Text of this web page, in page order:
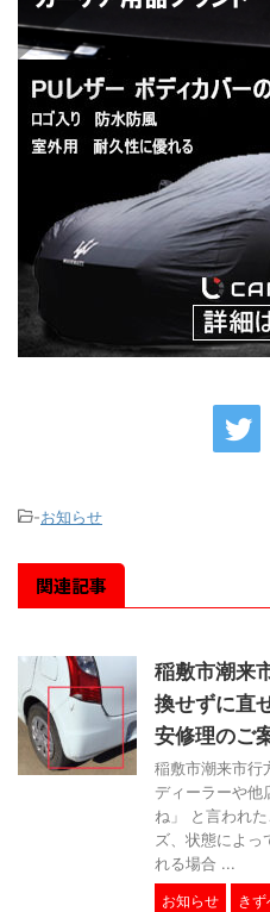
-お知らせ
関連記事
稲敷市潮来
換せずに直
安修理のご
稲敷市潮来市行
ディーラーや他
ね」 と言われ
ズ、状態によっ
れる場合 ...
お知らせ き